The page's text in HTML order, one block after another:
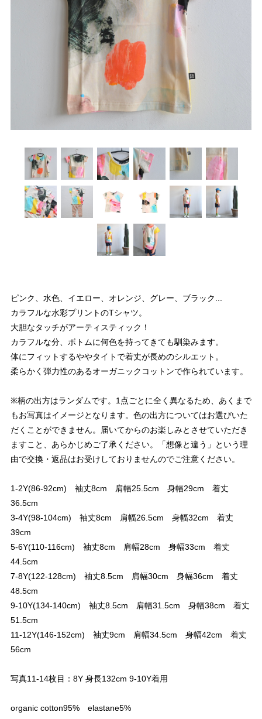
ピンク、水色、イエロー、オレンジ、グレー、ブラック...
カラフルな水彩プリントのTシャツ。
大胆なタッチがアーティスティック！
カラフルな分、ボトムに何色を持ってきても馴染みます。
体にフィットするややタイトで着丈が長めのシルエット。
柔らかく弾力性のあるオーガニックコットンで作られています。
※柄の出方はランダムです。1点ごとに全く異なるため、あくまで
もお写真はイメージとなります。色の出方についてはお選びいた
だくことができません。届いてからのお楽しみとさせていただき
ますこと、あらかじめご了承ください。「想像と違う」という理
由で交換・返品はお受けしておりませんのでご注意ください。
1-2Y(86-92cm) 袖丈8cm 肩幅25.5cm 身幅29cm 着丈
36.5cm
3-4Y(98-104cm) 袖丈8cm 肩幅26.5cm 身幅32cm 着丈
39cm
5-6Y(110-116cm) 袖丈8cm 肩幅28cm 身幅33cm 着丈
44.5cm
7-8Y(122-128cm) 袖丈8.5cm 肩幅30cm 身幅36cm 着丈
48.5cm
9-10Y(134-140cm) 袖丈8.5cm 肩幅31.5cm 身幅38cm 着丈
51.5cm
11-12Y(146-152cm) 袖丈9cm 肩幅34.5cm 身幅42cm 着丈
56cm
写真11-14枚目：8Y 身長132cm 9-10Y着用
organic cotton95% elastane5%